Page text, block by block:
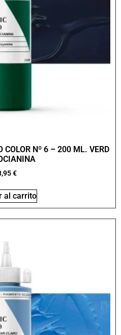
COLOR Nº 6 – 200 ML. VERD
€
al carrito